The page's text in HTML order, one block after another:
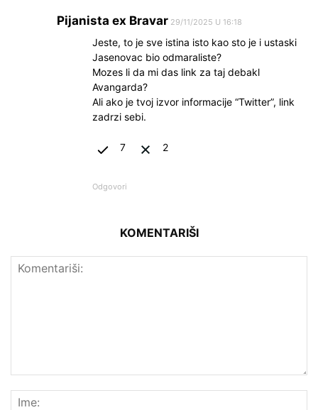
Pijanista ex Bravar 29/11/2025 U 16:18
Jeste, to je sve istina isto kao sto je i ustaski
Jasenovac bio odmaraliste?
Mozes li da mi das link za taj debakl
Avangarda?
Ali ako je tvoj izvor informacije “Twitter”, link
zadrzi sebi.
7 2
Odgovori
KOMENTARIŠI